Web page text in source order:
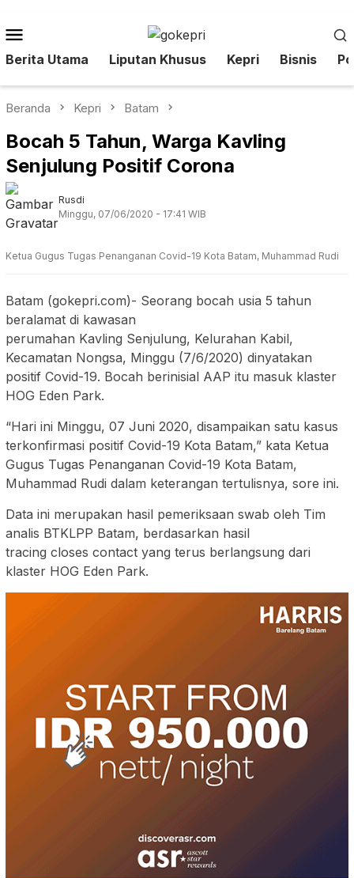
ke
Mobile
Berita Utama Liputan Khusus Kepri Bisnis
Beranda Kepri Batam
Bocah 5 Tahun, Warga Kavling
Senjulung Positif Corona
Rusdi
Minggu, 07/06/2020 - 17:41 WIB
Ketua Gugus Tugas Penanganan Covid-19 Kota Batam, Muhammad Rudi
Batam (gokepri.com)- Seorang bocah usia 5 tahun
beralamat di kawasan
perumahan Kavling Senjulung, Kelurahan Kabil,
Kecamatan Nongsa, Minggu (7/6/2020) dinyatakan
positif Covid-19. Bocah berinisial AAP itu masuk klaster
HOG Eden Park.
“Hari ini Minggu, 07 Juni 2020, disampaikan satu kasus
terkonfirmasi positif Covid-19 Kota Batam,” kata Ketua
Gugus Tugas Penanganan Covid-19 Kota Batam,
Muhammad Rudi dalam keterangan tertulisnya, sore ini.
Data ini merupakan hasil pemeriksaan swab oleh Tim
analis BTKLPP Batam, berdasarkan hasil
tracing closes contact yang terus berlangsung dari
klaster HOG Eden Park.